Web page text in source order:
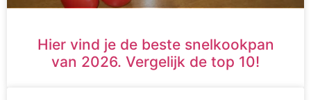
Hier vind je de beste snelkookpan
van 2026. Vergelijk de top 10!